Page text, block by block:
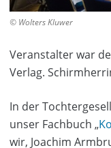
© Wolters Kluwer
Veranstalter war
Verlag.
In der
unser Fachbuch „
wir, Joachim